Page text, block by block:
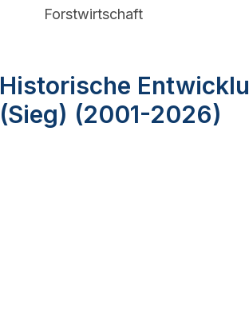
Forstwirtschaft
Historische
(Sieg) (2001-2026)